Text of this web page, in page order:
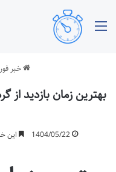
خبر
بهترین زمان بازدید
1404/05/22 این خبر